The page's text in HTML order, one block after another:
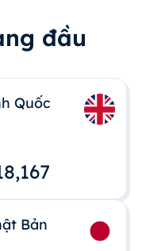
đầu
Quốc
Bản